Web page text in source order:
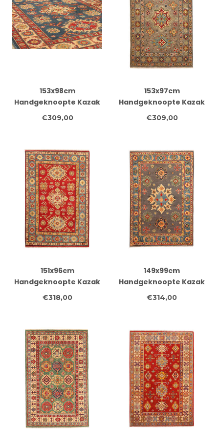
153x98cm
Handgeknoopte Kazak
Afghan Tapijt – Wol &
Ambachtelijk
€309,00
153x97cm
Handgeknoopte Kazak
Afghan Tapijt – Wol &
Ambachtelijk
€309,00
151x96cm
Handgeknoopte Kazak
Afghan Tapijt – Wol &
€318,00
149x99cm
Handgeknoopte Kazak
Afghan Tapijt – Wol &
€314,00